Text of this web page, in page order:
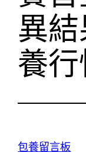
異
養
包養留言板